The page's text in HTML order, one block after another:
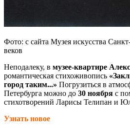
Фото: с сайта Музея искусства
веков
Неподалеку, в музее-квартире
романтическая стихоживопись
город таким...» Погрузиться в
Петербурга можно до 30 ноября с
стихотворений Ларисы Телипан и
Узнать новое